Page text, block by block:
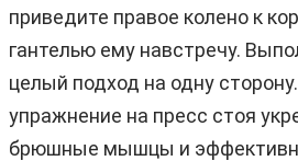
приведите правое колено к
гантелью ему навстречу.
целый подход на одну
упражнение на пресс стоя
брюшные мышцы и